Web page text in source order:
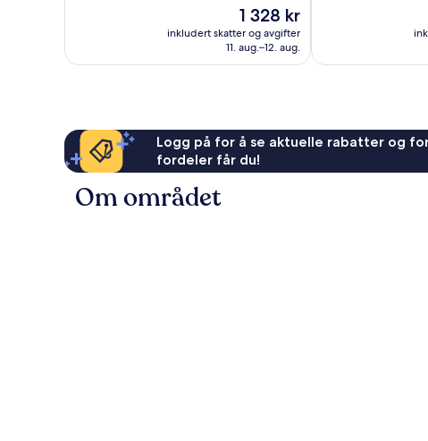
Prisen
er
1 328 kr
1 328 kr
inkludert skatter og avgifter
11. aug.–12. aug.
Logg på for å se aktuelle rabatter og
fordeler får du!
Om området